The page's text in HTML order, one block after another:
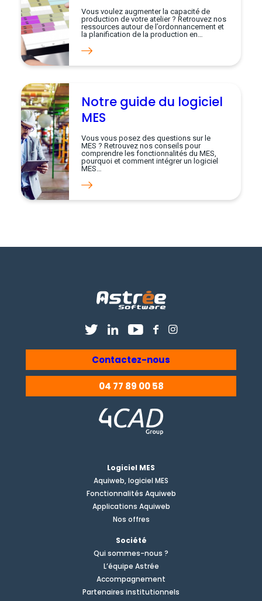
Vous voulez augmenter la capacité de
production de votre atelier ? Retrouvez nos
ressources autour de l’ordonnancement et
la planification de la production en…
Notre guide du logiciel
MES
Vous vous posez des questions sur le
MES ? Retrouvez nos conseils pour
comprendre les fonctionnalités du MES,
pourquoi et comment intégrer un logiciel
MES…
Contactez-nous
04 77 89 00 58
Logiciel MES
Aquiweb, logiciel MES
Fonctionnalités Aquiweb
Applications Aquiweb
Nos offres
Société
Qui sommes-nous ?
L’équipe Astrée
Accompagnement
Partenaires institutionnels